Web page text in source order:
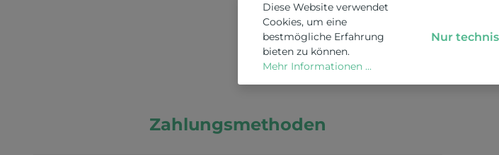
Zahlungsmethoden
Diese Website verwendet
Cookies, um eine
bestmögliche Erfahrung
bieten zu können.
Mehr Informationen ...
Nur